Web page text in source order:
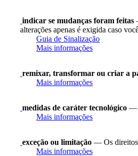
indicar se mudanças foram feitas
alterações apenas é exigida caso
Guia de Sinalização
Mais informações
remixar, transformar ou criar a
Mais informações
medidas de caráter tecnológico —
Mais informações
exceção ou limitação — Os direitos
Mais informações